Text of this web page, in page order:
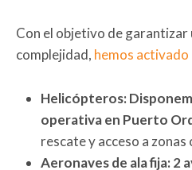
Con el objetivo de
complejidad, hemos
Helicópteros:
operativa en Puerto
rescate y acceso a
Aeronaves de ala fija: 2